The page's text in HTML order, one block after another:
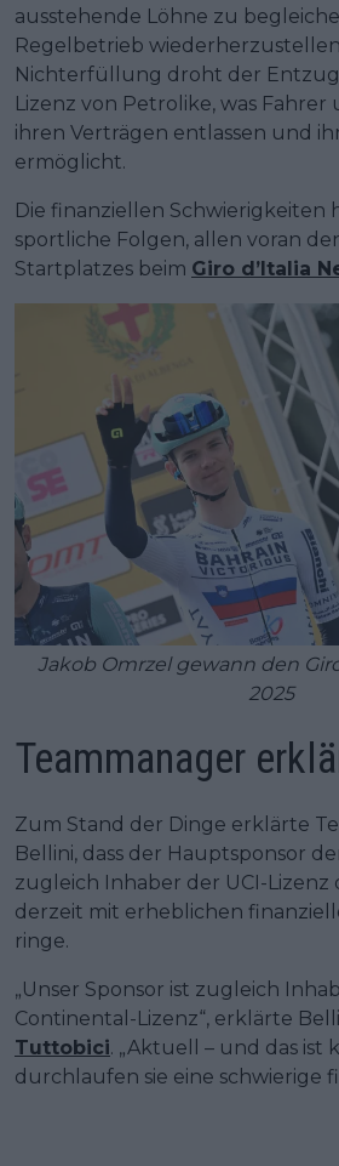
ausstehende Löhne zu
Regelbetrieb
Nichterfüllung droht der
Lizenz von Petrolike, was Fahrer
ihren Verträgen entlassen und
ermöglicht.
Die finanziellen Schwierigkeiten
sportliche Folgen, allen voran
Startplatzes beim Giro d’Italia
Jakob Omrzel gewann den
2025
Teammanager
Zum Stand der Dinge erklärte
Bellini, dass der Hauptsponsor
zugleich Inhaber der UCI-Lizenz
derzeit mit erheblichen
ringe.
„Unser Sponsor ist zugleich
Continental-Lizenz“, erklärte
Tuttobici. „Aktuell – und das ist
durchlaufen sie eine schwierige